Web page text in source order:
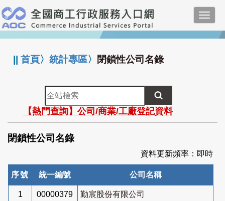
跳
到
主
要
:::
||首頁〉統計專區〉 閉鎖性公司名錄
全
站
檢
索
【熱門查詢】公司/商業/工廠登記資料
閉鎖性公司名錄
資料更新頻率：即時
序號 統一編號 公司名稱
1 00000379 勤宸股份有限公司